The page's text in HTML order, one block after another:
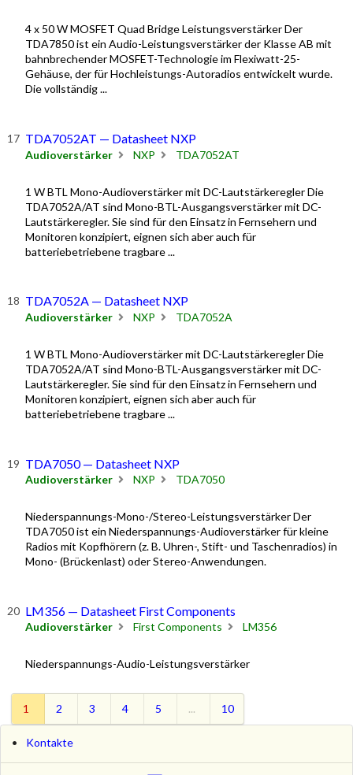
4 x 50 W MOSFET Quad Bridge Leistungsverstärker Der
TDA7850 ist ein Audio-Leistungsverstärker der Klasse AB mit
bahnbrechender MOSFET-Technologie im Flexiwatt-25-
Gehäuse, der für Hochleistungs-Autoradios entwickelt wurde.
Die vollständig ...
TDA7052AT — Datasheet NXP
Audioverstärker NXP TDA7052AT
1 W BTL Mono-Audioverstärker mit DC-Lautstärkeregler Die
TDA7052A/AT sind Mono-BTL-Ausgangsverstärker mit DC-
Lautstärkeregler. Sie sind für den Einsatz in Fernsehern und
Monitoren konzipiert, eignen sich aber auch für
batteriebetriebene tragbare ...
TDA7052A — Datasheet NXP
Audioverstärker NXP TDA7052A
1 W BTL Mono-Audioverstärker mit DC-Lautstärkeregler Die
TDA7052A/AT sind Mono-BTL-Ausgangsverstärker mit DC-
Lautstärkeregler. Sie sind für den Einsatz in Fernsehern und
Monitoren konzipiert, eignen sich aber auch für
batteriebetriebene tragbare ...
TDA7050 — Datasheet NXP
Audioverstärker NXP TDA7050
Niederspannungs-Mono-/Stereo-Leistungsverstärker Der
TDA7050 ist ein Niederspannungs-Audioverstärker für kleine
Radios mit Kopfhörern (z. B. Uhren-, Stift- und Taschenradios) in
Mono- (Brückenlast) oder Stereo-Anwendungen.
LM356 — Datasheet First Components
Audioverstärker First Components LM356
Niederspannungs-Audio-Leistungsverstärker
1 2 3 4 5 ... 10
Kontakte